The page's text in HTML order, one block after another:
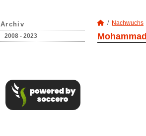
Archiv
2008 - 2023
Nachwuchs